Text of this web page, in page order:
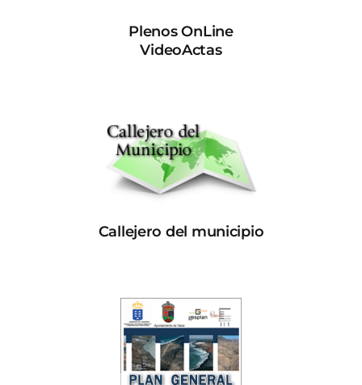
Plenos OnLine
VideoActas
Callejero del municipio